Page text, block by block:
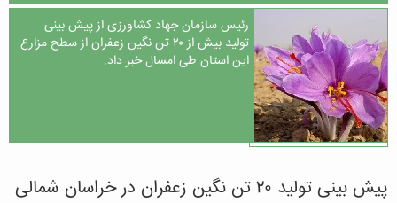
رئیس سازمان جهاد کشاورزی از پیش بینی
تولید بیش از ۲۰ تن نگین زعفران از سطح مزارع
این استان طی امسال خبر داد.
پیش بینی تولید ۲۰ تن نگین زعفران در خراسان شمالی